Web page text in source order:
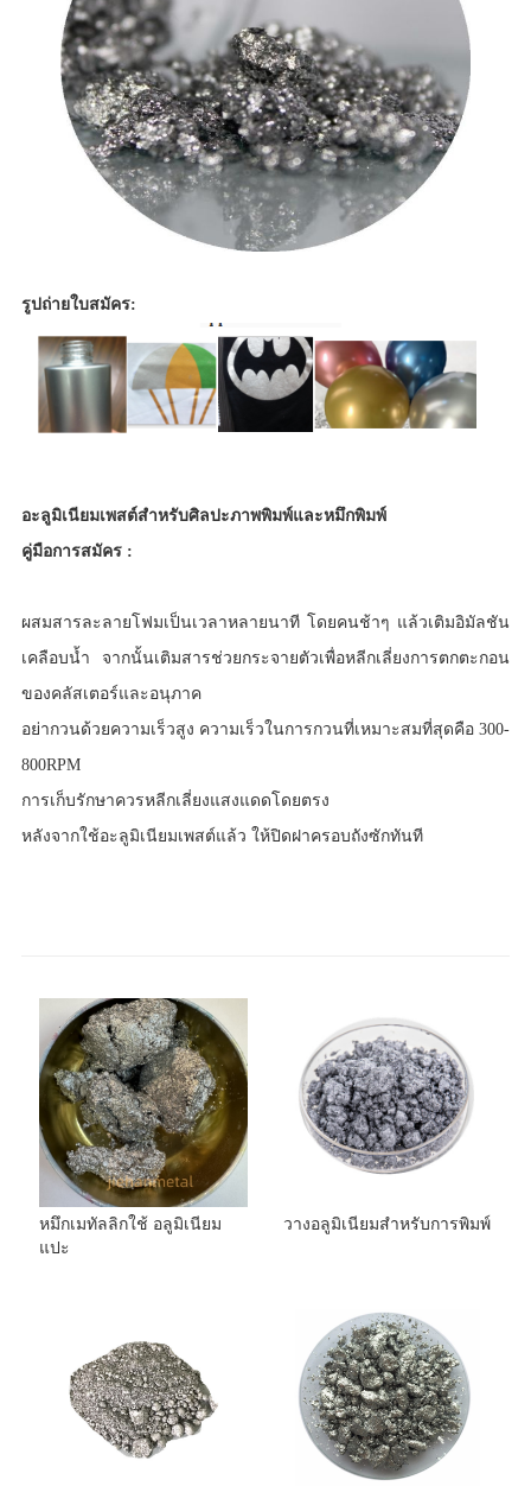
รูปถ่ายใบสมัคร:
อะลูมิเนียมเพสต์สำหรับศิลปะภาพพิมพ์และหมึกพิมพ์
คู่มือการสมัคร :
ผสมสารละลายโฟมเป็นเวลาหลายนาที โดยคนช้าๆ แล้วเติมอิมัลชัน
เคลือบน้ำ จากนั้นเติมสารช่วยกระจายตัวเพื่อหลีกเลี่ยงการตกตะกอน
ของคลัสเตอร์และอนุภาค
อย่ากวนด้วยความเร็วสูง ความเร็วในการกวนที่เหมาะสมที่สุดคือ 300-
800RPM
การเก็บรักษาควรหลีกเลี่ยงแสงแดดโดยตรง
หลังจากใช้อะลูมิเนียมเพสต์แล้ว ให้ปิดฝาครอบถังซักทันที
หมึกเมทัลลิกใช้ อลูมิเนียม
แปะ
วางอลูมิเนียมสำหรับการพิมพ์